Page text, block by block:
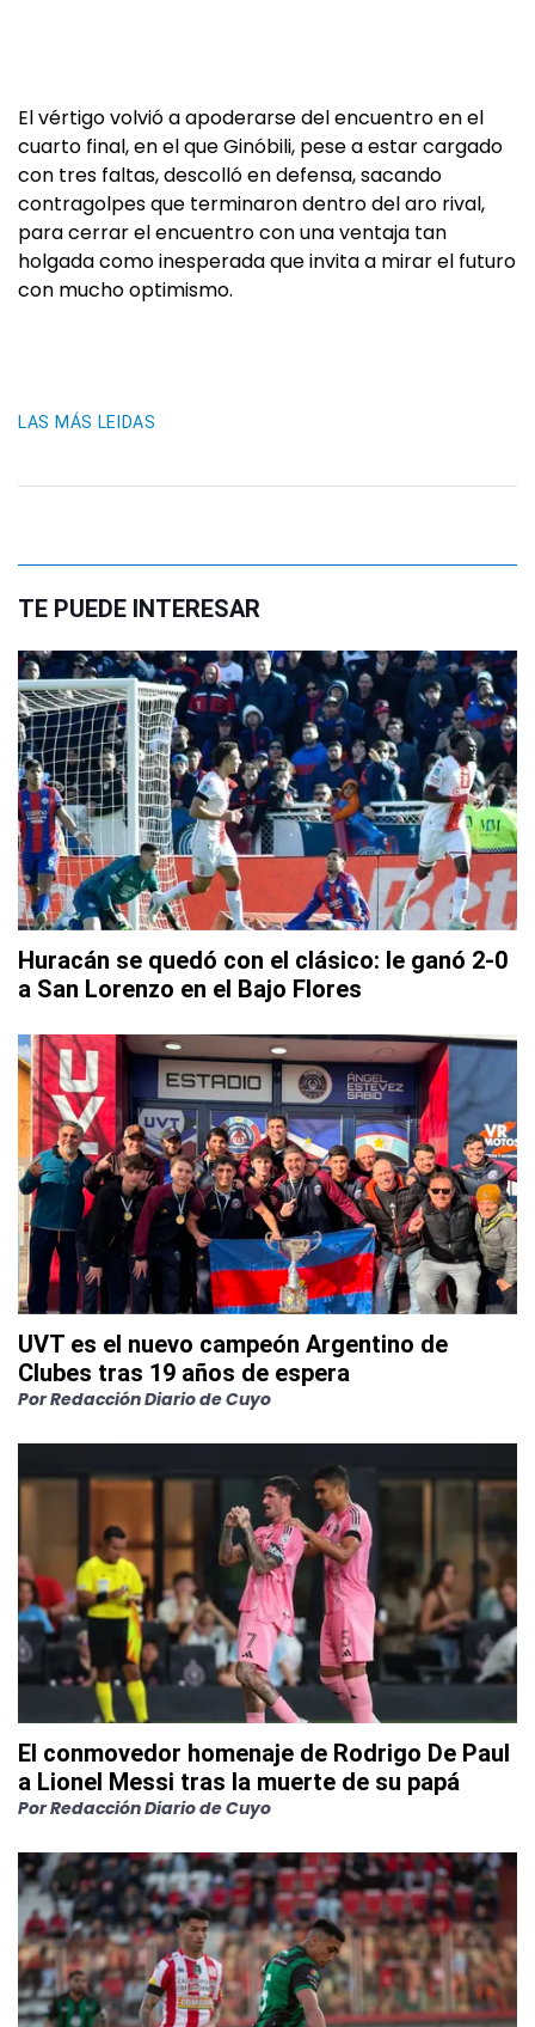
El vértigo volvió a apoderarse del encuentro en el
cuarto final, en el que Ginóbili, pese a estar cargado
con tres faltas, descolló en defensa, sacando
contragolpes que terminaron dentro del aro rival,
para cerrar el encuentro con una ventaja tan
holgada como inesperada que invita a mirar el futuro
con mucho optimismo.
LAS MÁS LEIDAS
TE PUEDE INTERESAR
Huracán se quedó con el clásico: le ganó 2-0
a San Lorenzo en el Bajo Flores
UVT es el nuevo campeón Argentino de
Clubes tras 19 años de espera
PorRedacción Diario de Cuyo
El conmovedor homenaje de Rodrigo De Paul
a Lionel Messi tras la muerte de su papá
PorRedacción Diario de Cuyo